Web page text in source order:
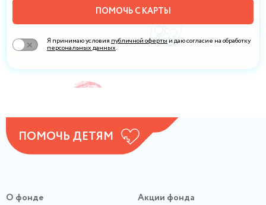
ПОМОЧЬ С КАРТЫ
Я принимаю условия публичной оферты и даю согласие на обработку
персональных данных.
ПОМОЧЬ ДЕТЯМ
О фонде
Акции фонда